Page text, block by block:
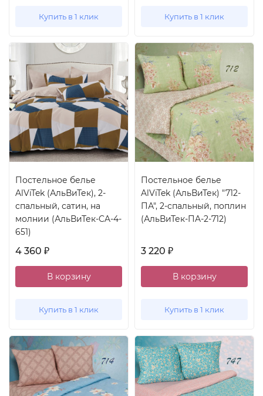
Купить в 1 клик Купить в 1 клик
Постельное белье
AlViTek (АльВиТек), 2-
спальный, сатин, на
молнии (АльВиТек-CA-4-
651)
4 360 ₽
В корзину
Купить в 1 клик
Постельное белье
AlViTek (АльВиТек) "712-
ПА", 2-спальный, поплин
(АльВиТек-ПA-2-712)
3 220 ₽
В корзину
Купить в 1 клик